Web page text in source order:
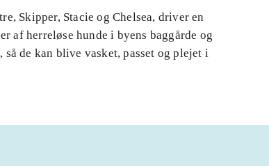
Skipper, Stacie og Chelsea, driver en
af herreløse hunde i byens baggårde og
de kan blive vasket, passet og plejet i